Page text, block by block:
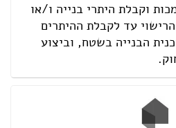
וקבלת היתרי בנייה ו/או
הרישוי עד לקבלת ההיתרים
תוכנית הבנייה בשטח, וביצוע